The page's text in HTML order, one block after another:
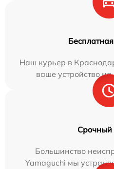
Наш курьер в
ваше устройство
Срочный
Большинство
Yamaguchi мы